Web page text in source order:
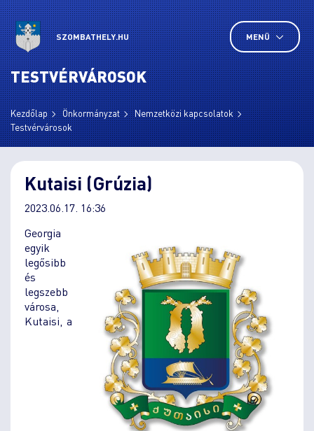
SZOMBATHELY.HU MENÜ
TESTVÉRVÁROSOK
Kezdőlap Önkormányzat
Nemzetközi kapcsolatok
Testvérvárosok
Kutaisi (Grúzia)
2023.06.17. 16:36
Georgia
egyik
legősibb
és
legszebb
városa,
Kutaisi, a